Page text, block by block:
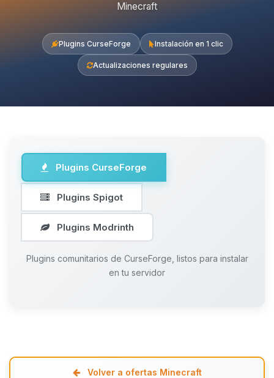
Minecraft
Plugins CurseForge Instalación en 1 clic
Actualizaciones regulares
Plugins CurseForge
Plugins Spigot
Plugins Modrinth
Plugins comunitarios de CurseForge, listos para instalar
en tu servidor
Volver a ofertas Minecraft